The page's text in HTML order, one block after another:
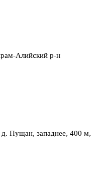
Алийский р-н
д. Пущан, западнее, 400 м,